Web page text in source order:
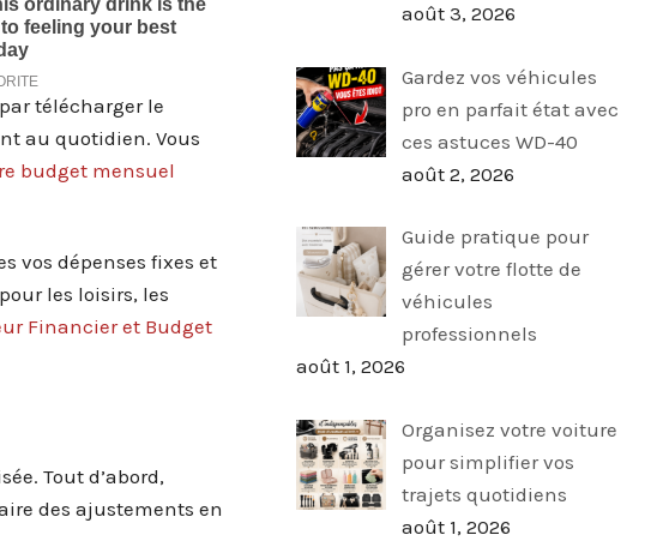
télécharger le
au quotidien. Vous
budget mensuel
vos dépenses fixes et
les loisirs, les
Financier et Budget
Tout d’abord,
des ajustements en
août 3, 2026
Gardez vos véhicules
pro en parfait état avec
ces astuces WD-40
août 2, 2026
Guide pratique pour
gérer votre flotte de
véhicules
professionnels
août 1, 2026
Organisez votre voiture
pour simplifier vos
trajets quotidiens
août 1, 2026